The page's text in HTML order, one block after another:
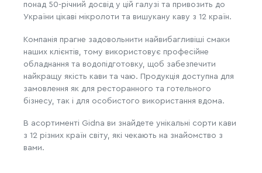
понад 50-річний досвід у цій галузі та привозить до
України цікаві мікролоти та вишукану каву з 12 країн.
Компанія прагне задовольнити найвибагливіші смаки
наших клієнтів, тому використовує професійне
обладнання та водопідготовку, щоб забезпечити
найкращу якість кави та чаю. Продукція доступна для
замовлення як для ресторанного та готельного
бізнесу, так і для особистого використання вдома.
В асортименті Gidna ви знайдете унікальні сорти кави
з 12 різних країн світу, які чекають на знайомство з
вами.